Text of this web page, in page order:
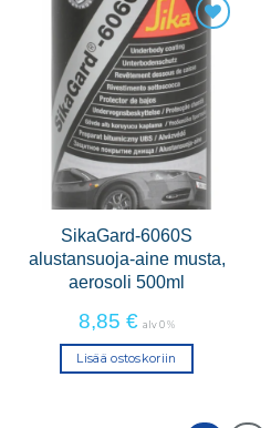
SikaGard-6060S
alustansuoja-aine musta,
aerosoli 500ml
8,85 € alv 0 %
Lisää ostoskoriin